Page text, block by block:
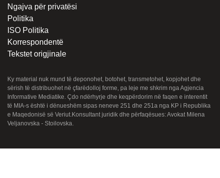
Ngajva për privatësi
Politika
ISO Politika
Korrespondentë
Tekstet origjinale
Ky material nuk mund të deponohet, botohet, transmetohet, kopjohet dhe
sërish të distribuohet në çfarëdolloj forme, pa leje me shkrim nga Agjencia
Informative Mediatike. Çdo ndërhyrje dhe keqpërdorim në faqen e interentit
të MIA-s është i dënueshëm sipas neneve 251 dhe 251a nga KP i Republika
e Maqedonisë së Veriut.Konsultant juridik dhe përfaqësues: Avokat Milena
Veljanovska - Stoilovska.